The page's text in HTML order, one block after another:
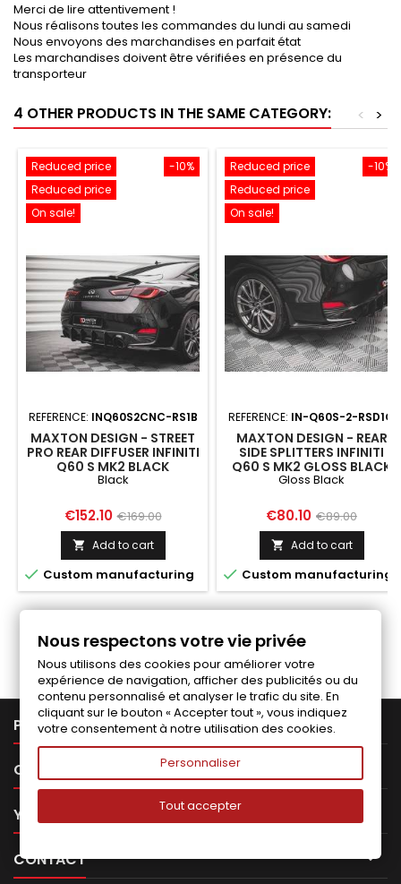
Merci de lire attentivement !
Nous réalisons toutes les commandes du lundi au samedi
Nous envoyons des marchandises en parfait état
Les marchandises doivent être vérifiées en présence du
transporteur
4 OTHER PRODUCTS IN THE SAME CATEGORY: >
<
-10%
Reduced price
Reduced price
On sale!
REFERENCE: INQ60S2CNC-RS1B
MAXTON DESIGN - STREET
PRO REAR DIFFUSER INFINITI
Q60 S MK2 BLACK
Black
Price
€152.10 Regular
price
€169.00
 Add to cart
 Custom manufacturing
-10%
Reduced price
Reduced price
On sale!
REFERENCE: IN-Q60S-2-RSD1G
MAXTON DESIGN - REAR
SIDE SPLITTERS INFINITI
Q60 S MK2 GLOSS BLACK
Gloss Black
Price
€80.10 Regular
price
€89.00
 Add to cart
 Custom manufacturing
Follow us on Facebook
PRODUCTS
OUR COMPANY
YOUR ACCOUNT
CONTACT 
Nous respectons votre vie privée
Nous utilisons des cookies pour améliorer votre
expérience de navigation, afficher des publicités ou du
contenu personnalisé et analyser le trafic du site. En
cliquant sur le bouton « Accepter tout », vous indiquez
votre consentement à notre utilisation des cookies.
Personnaliser
Tout accepter